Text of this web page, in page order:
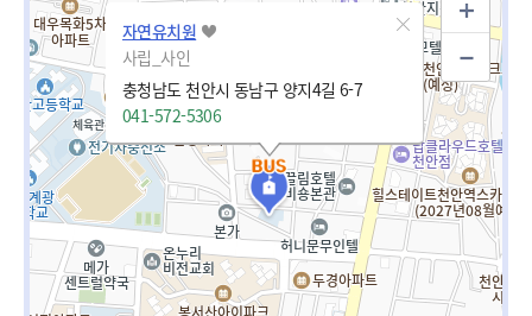
자연유치원
사립_사인
충청남도 천안시 동남구 양지4길 6-7
041-572-5306